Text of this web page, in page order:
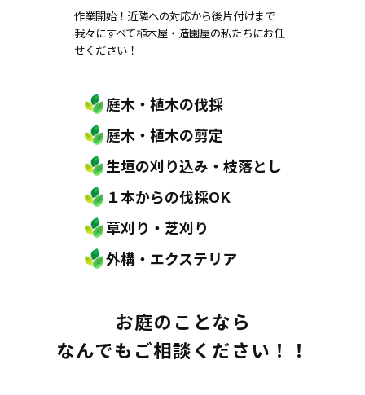
作業開始！近隣への対応から後片付けまで
我々にすべて植木屋・造園屋の私たちにお任
せください！
庭木・植木の伐採
庭木・植木の剪定
生垣の刈り込み・枝落とし
１本からの伐採OK
草刈り・芝刈り
外構・エクステリア
お庭のことなら
なんでもご相談ください！！